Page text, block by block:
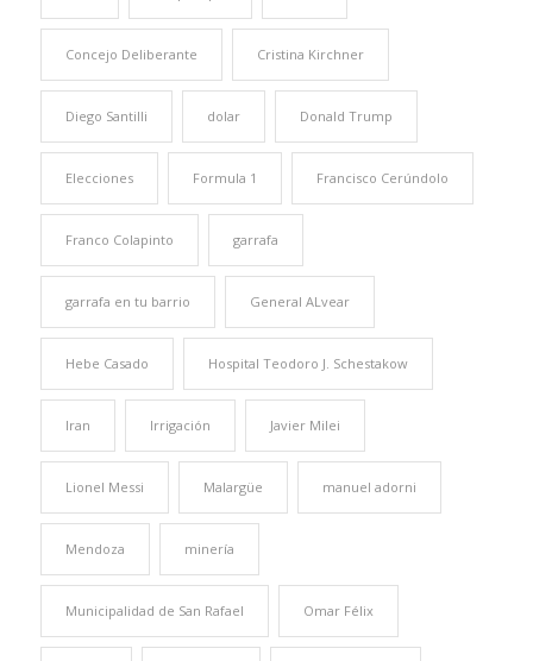
Concejo Deliberante Cristina Kirchner
Diego Santilli dolar Donald Trump
Elecciones Formula 1 Francisco Cerúndolo
Franco Colapinto garrafa
garrafa en tu barrio General ALvear
Hebe Casado Hospital Teodoro J. Schestakow
Iran Irrigación Javier Milei
Lionel Messi Malargüe manuel adorni
Mendoza minería
Municipalidad de San Rafael Omar Félix